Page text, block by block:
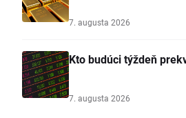
7. augusta 2026
Kto budúci týždeň
7. augusta 2026